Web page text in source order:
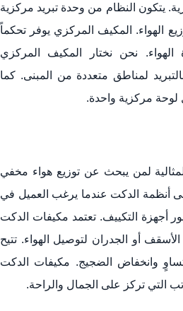
يتكون النظام من وحدة تبريد مركزية
الهواء. المكيف المركزي يوفر تحكماً
الهواء. نحن نختار المكيف المركزي
لمناطق متعددة من المبنى. كما
لوحة مركزية واحدة.
لمن يبحث عن توزيع هواء مخفي
أنظمة الدكت عندما يرغب العميل في
أجهزة التكييف. تعتمد مكيفات الدكت
أو الجدران لتوصيل الهواء. تتيح
وانخفاض الضجيج. مكيفات الدكت
التي تركز على الجمال والراحة.